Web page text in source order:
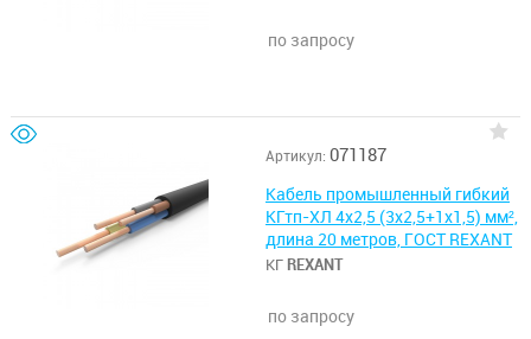
по запросу
Артикул: 071187
Кабель промышленный гибкий
КГтп-ХЛ 4х2,5 (3х2,5+1х1,5) мм²,
длина 20 метров, ГОСТ REXANT
КГ REXANT
по запросу